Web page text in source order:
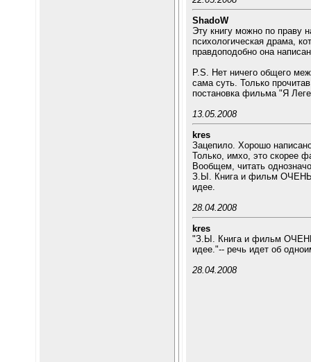
ShadoW
Эту книгу можно по праву
психологическая драма,
правдоподобно она
P.S. Нет ничего общего
сама суть. Только
постановка фильма "Я
13.05.2008
kres
Зацепило. Хорошо
Только, имхо, это скорее
Вообщем, читать однозначо
З.Ы. Книга и фильм ОЧЕНЬ
идее.
28.04.2008
kres
"З.Ы. Книга и фильм ОЧЕНЬ
идее."-- речь идет об
28.04.2008